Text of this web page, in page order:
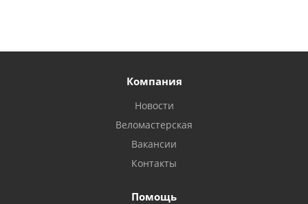
Компания
Новости
Веломастерская
Вакансии
Контакты
Помощь